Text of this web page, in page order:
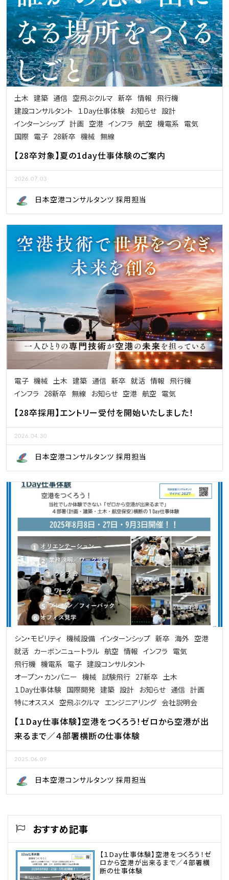
土木 建築 通信 空飛ぶクルマ 新卒 情報 飛行機
建設コンサルタント
１Day仕事体験 お知らせ 設計
インターンシップ 計画 空港 インフラ 航空 機電系 電気
国際 電子 28新卒 機械 無線
【28卒対象】夏の1day仕事体験のご案内
2026.07.03
日本空港コンサルタンツ 採用担当
電子 機械 土木 建築 通信 新卒 就活 情報 飛行機
インフラ 28新卒 無線 お知らせ 空港 航空 電気
【28卒採用】エントリー受付を開始いたしました！
2026.04.30
日本空港コンサルタンツ 採用担当
シン・モビリティ 機械設備 インターンシップ 新卒 海外 空港
就活 カーボンニュートラル 航空 情報 インフラ 電気
飛行機 機電系 電子 建設コンサルタント
オープン・カンパニー 機械 試験飛行 27新卒 土木
１Day仕事体験 国際開発 建築 設計 お知らせ 通信 計画
特にオススメ 空飛ぶクルマ エンジニアリング 会社説明会
【１Day仕事体験】空港をつくろう！ゼロから空港が出
来るまで／４部署横断の仕事体験
2025.06.09
日本空港コンサルタンツ 採用担当
おすすめ記事
【１Day仕事体験】空港をつくろう！ゼ
ロから空港が出来るまで／４部署横
断の仕事体験